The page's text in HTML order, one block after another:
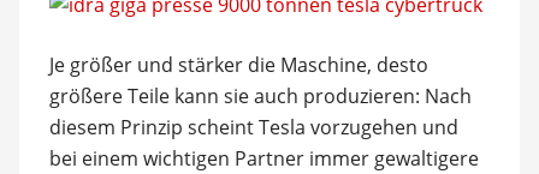
Je größer und stärker die Maschine, desto
größere Teile kann sie auch produzieren: Nach
diesem Prinzip scheint Tesla vorzugehen und
bei einem wichtigen Partner immer gewaltigere